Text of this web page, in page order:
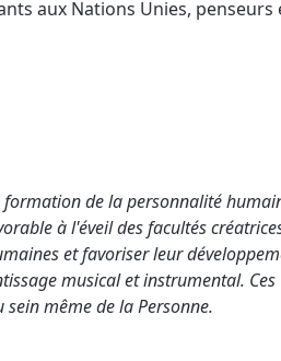
aux Nations Unies, penseurs
de la personnalité
à l'éveil des facultés
et favoriser leur
musical et instrumental. Ces
même de la Personne.